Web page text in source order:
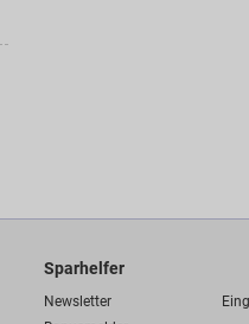
Sparhelfer
Newsletter